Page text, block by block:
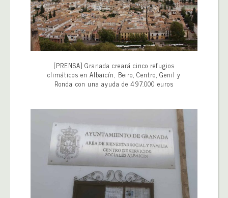
[PRENSA] Granada creará cinco refugios
climáticos en Albaicín, Beiro, Centro, Genil y
Ronda con una ayuda de 497.000 euros